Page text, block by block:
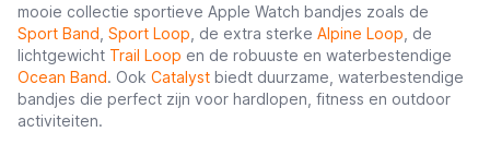
mooie collectie sportieve Apple Watch bandjes zoals de
Sport Band Sport Loop , de extra sterke Alpine Loop , de
lichtgewicht Trail Loop en de robuuste en waterbestendige
Ocean Band. Ook Catalyst biedt duurzame, waterbestendige
bandjes die perfect zijn voor hardlopen, fitness en outdoor
activiteiten.